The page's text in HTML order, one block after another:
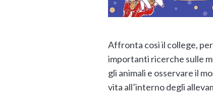
Affronta così il college,
importanti ricerche sulle
gli animali e osservare il
vita all’interno degli